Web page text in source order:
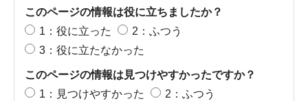
このページの情報は役に立ちましたか？
1：役に立った
2：ふつう
3：役に立たなかった
このページの情報は見つけやすかったですか？
1：見つけやすかった
2：ふつう